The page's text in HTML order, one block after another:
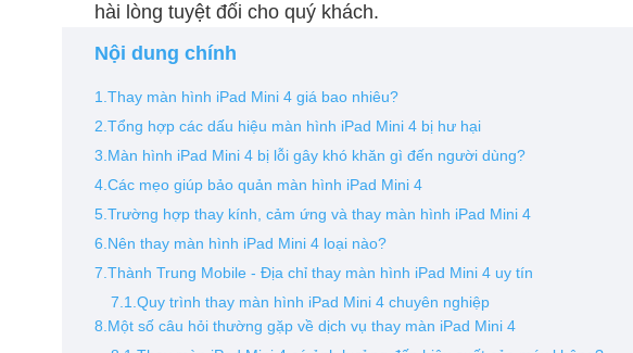
hài lòng tuyệt đối cho quý khách.
Nội dung chính
1.Thay màn hình iPad Mini 4 giá bao nhiêu?
2.Tổng hợp các dấu hiệu màn hình iPad Mini 4 bị hư hại
3.Màn hình iPad Mini 4 bị lỗi gây khó khăn gì đến người dùng?
4.Các mẹo giúp bảo quản màn hình iPad Mini 4
5.Trường hợp thay kính, cảm ứng và thay màn hình iPad Mini 4
6.Nên thay màn hình iPad Mini 4 loại nào?
7.Thành Trung Mobile - Địa chỉ thay màn hình iPad Mini 4 uy tín
7.1.Quy trình thay màn hình iPad Mini 4 chuyên nghiệp
8.Một số câu hỏi thường gặp về dịch vụ thay màn iPad Mini 4